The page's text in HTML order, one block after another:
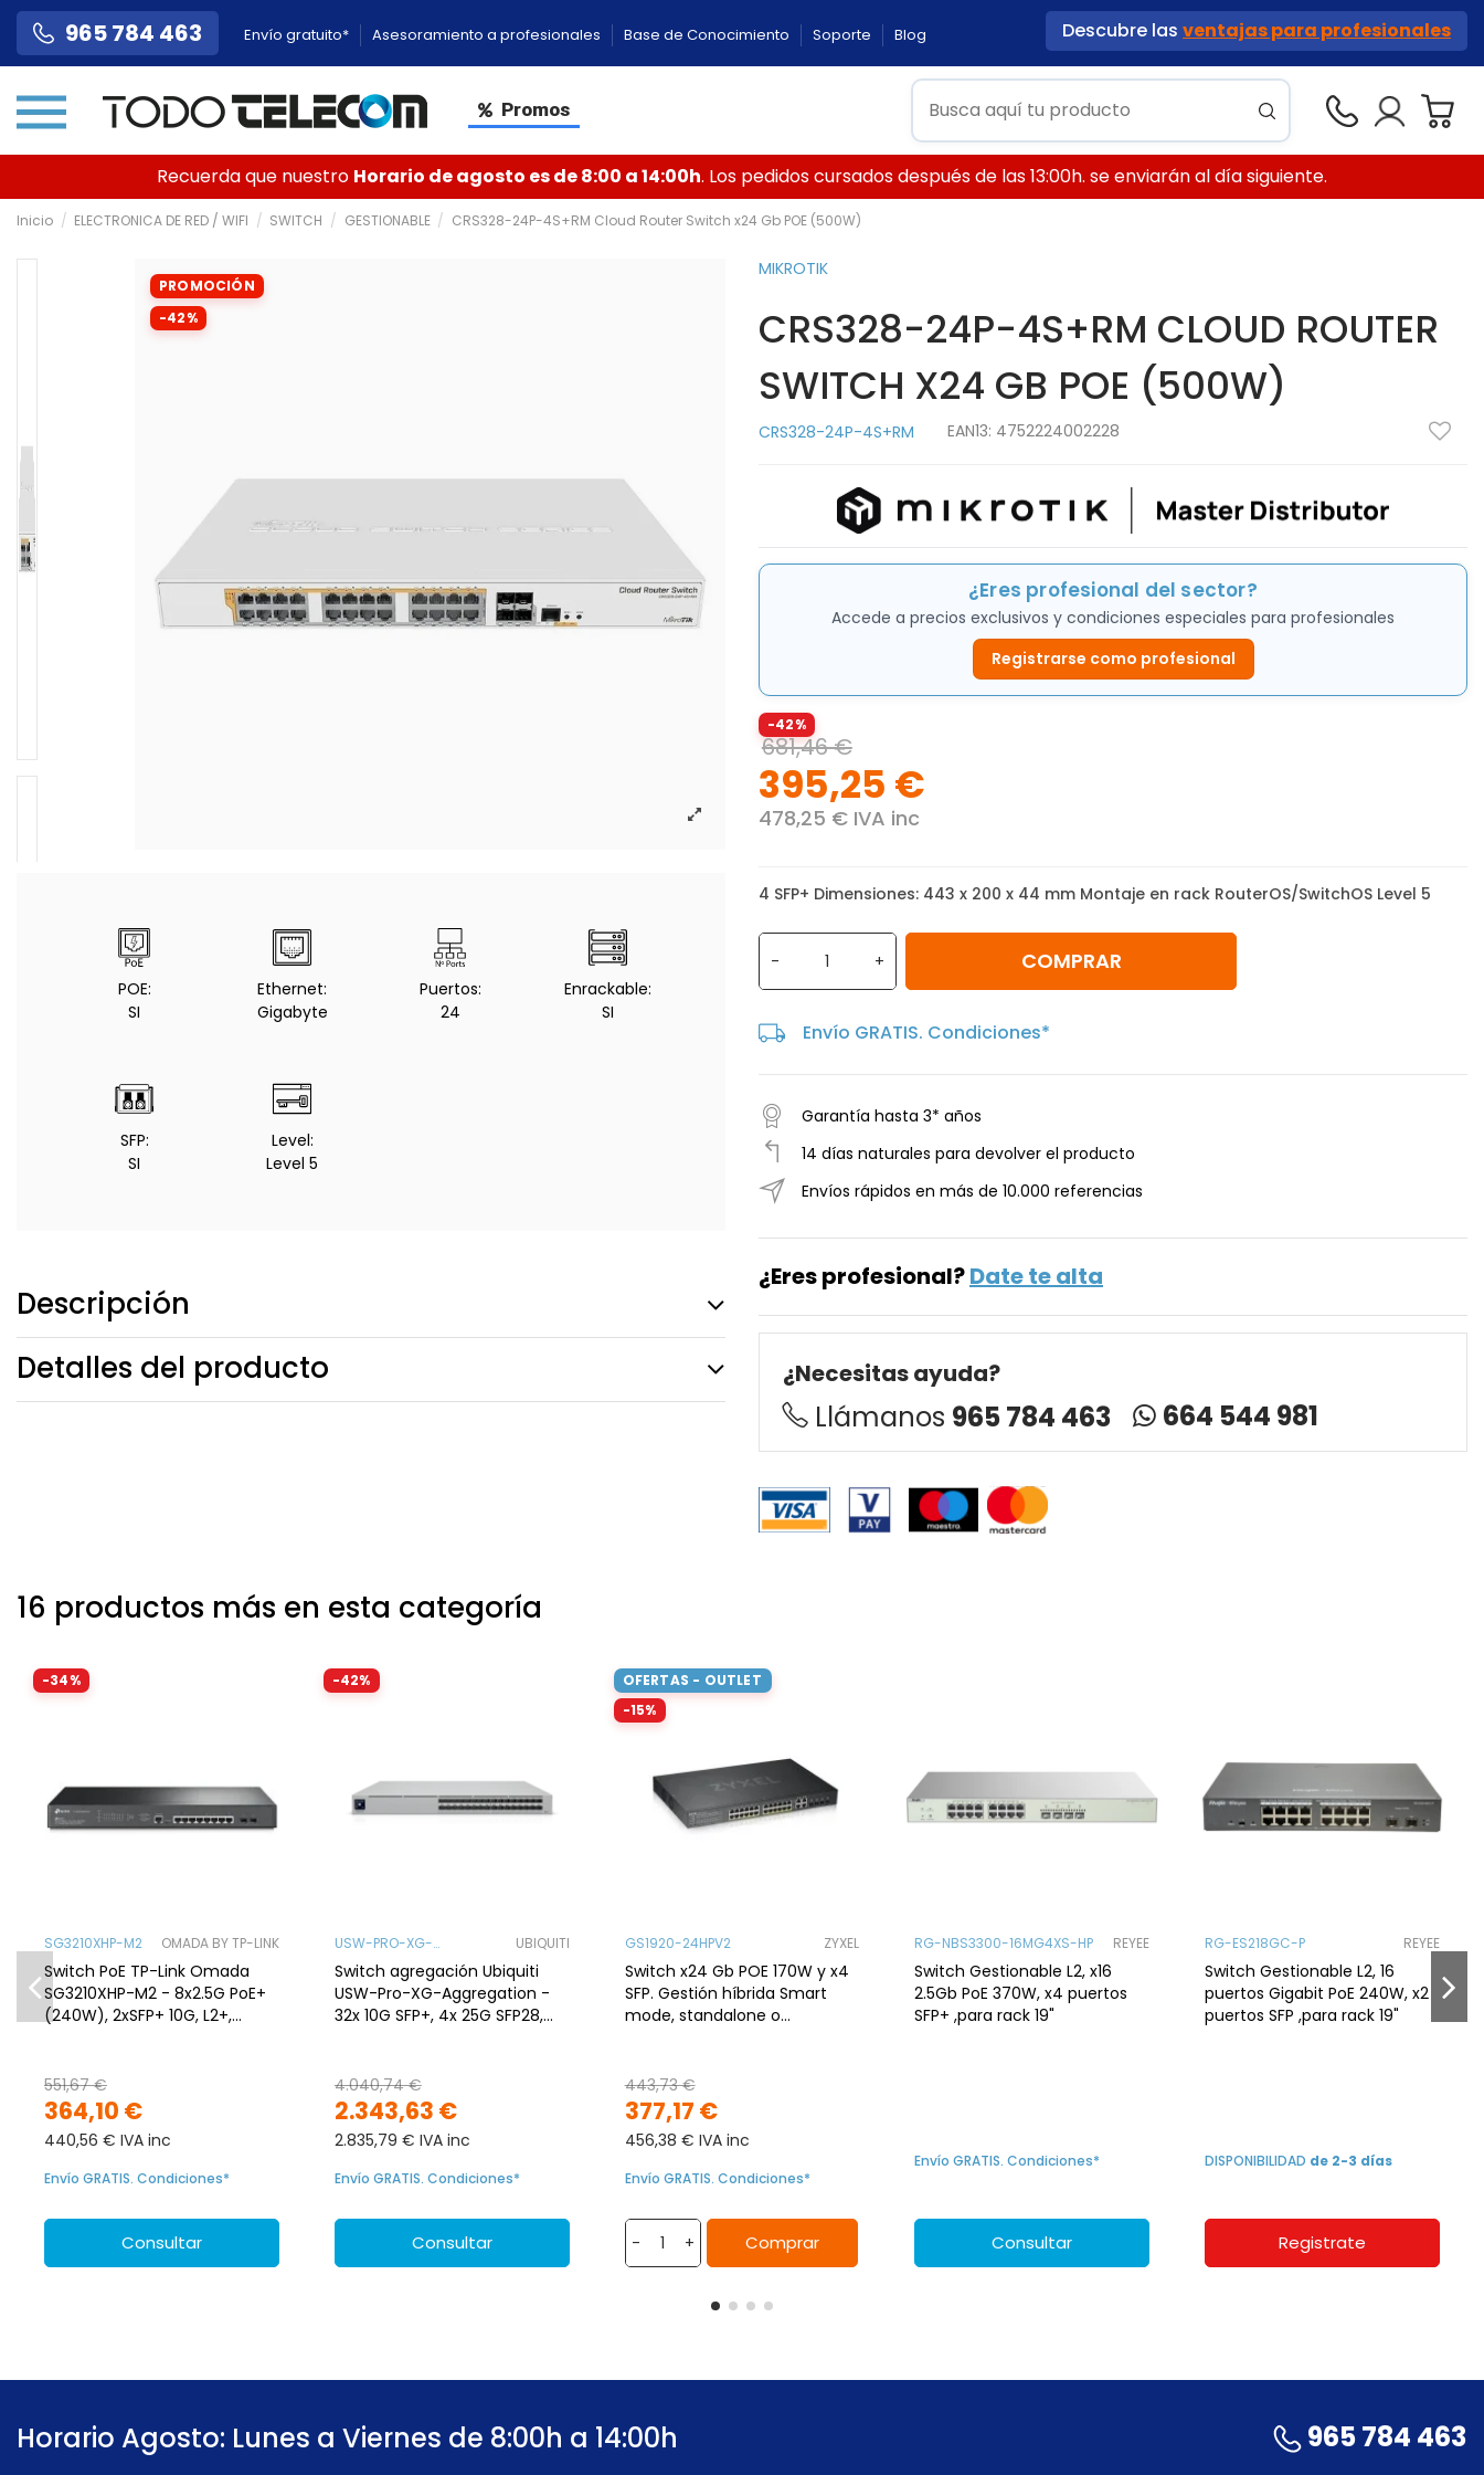
965 784 463 Envío gratuito* Asesoramiento a profesionales Base de Conocimiento Soporte Blog Descubre las ventajas para profesionales
Promos
Recuerda que nuestro Horario de agosto es de 8:00 a 14:00h. Los pedidos cursados después de las 13:00h. se enviarán al día siguiente.
Inicio ELECTRONICA DE RED / WIFI SWITCH GESTIONABLE CRS328-24P-4S+RM Cloud Router Switch x24 Gb POE (500W)
PROMOCIÓN
-42%
POE:
SI
Ethernet:
Gigabyte
Puertos:
24
Enrackable:
SI
SFP:
SI
Level:
Level 5
Descripción
Detalles del producto
MIKROTIK
CRS328-24P-4S+RM CLOUD ROUTER
SWITCH X24 GB POE (500W)
CRS328-24P-4S+RM EAN13: 4752224002228
¿Eres profesional del sector?
Accede a precios exclusivos y condiciones especiales para profesionales
Registrarse como profesional
-42%
681,46 €
395,25 €
478,25 € IVA inc
4 SFP+ Dimensiones: 443 x 200 x 44 mm Montaje en rack RouterOS/SwitchOS Level 5
- + COMPRAR
Envío GRATIS. Condiciones*
Garantía hasta 3* años
14 días naturales para devolver el producto
Envíos rápidos en más de 10.000 referencias
¿Eres profesional?Date te alta
¿Necesitas ayuda?
Llámanos 965 784 463 664 544 981
16 productos más en esta categoría
-34%
SG3210XHP-M2 OMADA BY TP-LINK
Switch PoE TP-Link Omada
SG3210XHP-M2 - 8x2.5G PoE+
(240W), 2xSFP+ 10G, L2+,
364,10 €
551,67 €
440,56 € IVA inc
Envío GRATIS. Condiciones*
Consultar
-42%
USW-PRO-XG-
AGGREGATION
UBIQUITI
Switch agregación Ubiquiti
USW-Pro-XG-Aggregation -
32x 10G SFP+, 4x 25G SFP28,
2.343,63 €
4.040,74 €
2.835,79 € IVA inc
Envío GRATIS. Condiciones*
Consultar
OFERTAS - OUTLET
-15%
GS1920-24HPV2 ZYXEL
Switch x24 Gb POE 170W y x4
SFP. Gestión híbrida Smart
mode, standalone o
377,17 €
443,73 €
456,38 € IVA inc
Envío GRATIS. Condiciones*
- + Comprar
RG-NBS3300-16MG4XS-HP REYEE
Switch Gestionable L2, x16
2.5Gb PoE 370W, x4 puertos
SFP+ ,para rack 19"
Envío GRATIS. Condiciones*
Consultar
RG-ES218GC-P REYEE
Switch Gestionable L2, 16
puertos Gigabit PoE 240W, x2
puertos SFP ,para rack 19"
DISPONIBILIDAD de 2-3 días
Registrate
Horario Agosto: Lunes a Viernes de 8:00h a 14:00h 965 784 463